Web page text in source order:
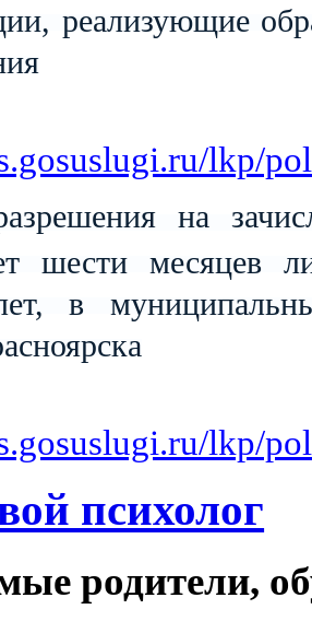
реализующие
lkp/
на
шести месяцев
в
lkp/
психолог
родители,